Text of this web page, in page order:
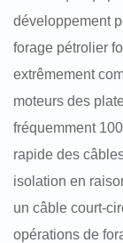
développement
forage pétrolier
extrêmement
moteurs des
fréquemment
rapide des
isolation en
un câble court-
opérations de